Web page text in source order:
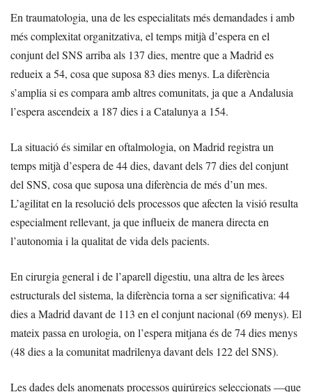
En traumatologia, una de les especialitats més demandades i amb
més complexitat organitzativa, el temps mitjà d’espera en el
conjunt del SNS arriba als 137 dies, mentre que a Madrid es
redueix a 54, cosa que suposa 83 dies menys. La diferència
s’amplia si es compara amb altres comunitats, ja que a Andalusia
l’espera ascendeix a 187 dies i a Catalunya a 154.
La situació és similar en oftalmologia, on Madrid registra un
temps mitjà d’espera de 44 dies, davant dels 77 dies del conjunt
del SNS, cosa que suposa una diferència de més d’un mes.
L’agilitat en la resolució dels processos que afecten la visió resulta
especialment rellevant, ja que influeix de manera directa en
l’autonomia i la qualitat de vida dels pacients.
En cirurgia general i de l’aparell digestiu, una altra de les àrees
estructurals del sistema, la diferència torna a ser significativa: 44
dies a Madrid davant de 113 en el conjunt nacional (69 menys). El
mateix passa en urologia, on l’espera mitjana és de 74 dies menys
(48 dies a la comunitat madrilenya davant dels 122 del SNS).
Les dades dels anomenats processos quirúrgics seleccionats —que